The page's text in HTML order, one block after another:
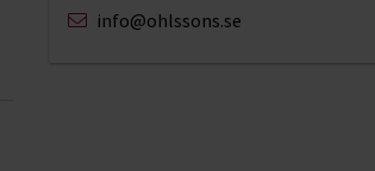
info@ohlssons.se